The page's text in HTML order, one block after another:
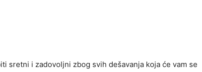
sretni i zadovoljni zbog svih dešavanja koja će vam se